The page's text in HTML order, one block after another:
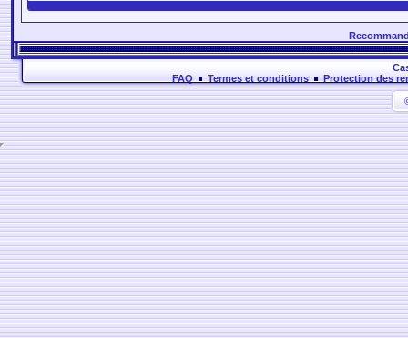
FAQ
Termes et conditions Protection des